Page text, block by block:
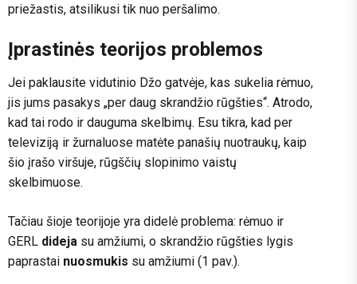
priežastis, atsilikusi tik nuo peršalimo.
Įprastinės teorijos problemos
Jei paklausite vidutinio Džo gatvėje, kas sukelia rėmuo,
jis jums pasakys „per daug skrandžio rūgšties“. Atrodo,
kad tai rodo ir dauguma skelbimų. Esu tikra, kad per
televiziją ir žurnaluose matėte panašių nuotraukų, kaip
šio įrašo viršuje, rūgščių slopinimo vaistų
skelbimuose.
Tačiau šioje teorijoje yra didelė problema: rėmuo ir
GERL dideja su amžiumi, o skrandžio rūgšties lygis
paprastai nuosmukis su amžiumi (1 pav.).